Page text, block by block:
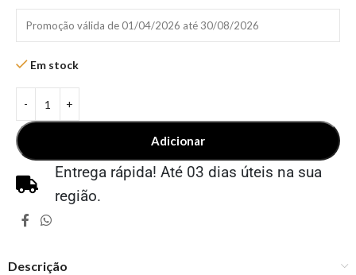
Promoção válida de 01/04/2026 até 30/08/2026
Em stock
Adicionar
Entrega rápida! Até 03 dias úteis na sua
região.
Descrição